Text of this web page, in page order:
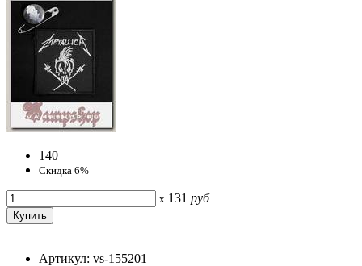
140
Скидка 6%
x 131 руб
Артикул: vs-155201